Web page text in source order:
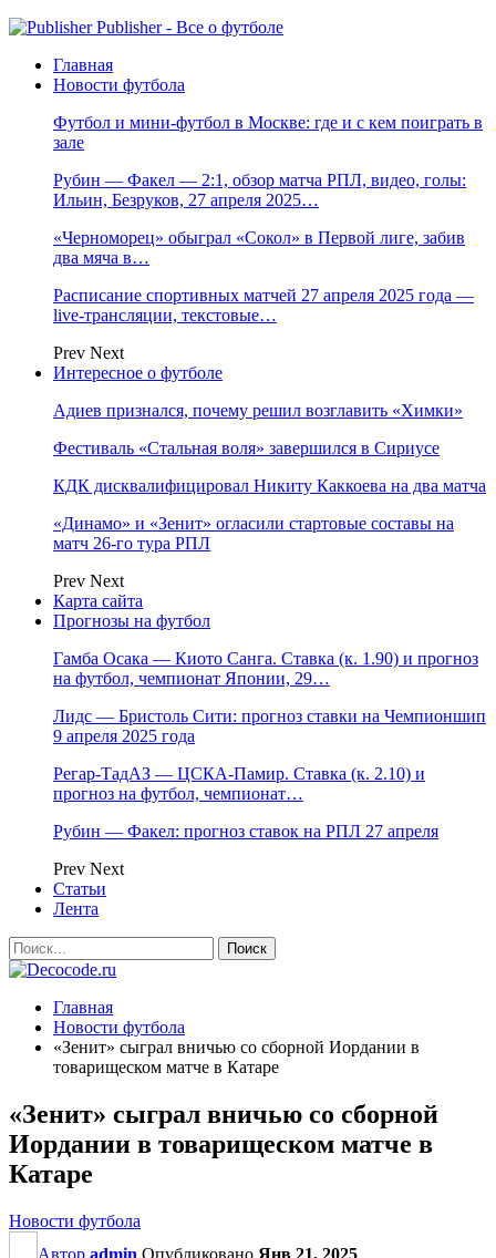
Publisher - Все о футболе
Главная
Новости футбола
Футбол и мини-футбол в Москве: где и с кем поиграть в
зале
Рубин — Факел — 2:1, обзор матча РПЛ, видео, голы:
Ильин, Безруков, 27 апреля 2025…
«Черноморец» обыграл «Сокол» в Первой лиге, забив
два мяча в…
Расписание спортивных матчей 27 апреля 2025 года —
live-трансляции, текстовые…
Prev Next
Интересное о футболе
Адиев признался, почему решил возглавить «Химки»
Фестиваль «Стальная воля» завершился в Сириусе
КДК дисквалифицировал Никиту Каккоева на два матча
«Динамо» и «Зенит» огласили стартовые составы на
матч 26-го тура РПЛ
Prev Next
Карта сайта
Прогнозы на футбол
Гамба Осака — Киото Санга. Ставка (к. 1.90) и прогноз
на футбол, чемпионат Японии, 29…
Лидс — Бристоль Сити: прогноз ставки на Чемпионшип
9 апреля 2025 года
Регар-ТадАЗ — ЦСКА-Памир. Ставка (к. 2.10) и
прогноз на футбол, чемпионат…
Рубин — Факел: прогноз ставок на РПЛ 27 апреля
Prev Next
Статьи
Лента
Главная
Новости футбола
«Зенит» сыграл вничью со сборной Иордании в
товарищеском матче в Катаре
«Зенит» сыграл вничью со сборной
Иордании в товарищеском матче в
Катаре
Новости футбола
Автор admin Опубликовано Янв 21, 2025